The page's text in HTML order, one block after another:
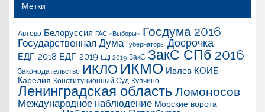
Метки
Автово Белоруссия ГАС «Выборы» Госдума 2016
Государственная Дума Губернаторы Досрочка
ЕДГ-2018 ЕДГ-2019 ЕДГ2019 ЗакС ЗакС СПб 2016
Законодательство ИКЛО ИКМО Ивлев КОИБ
Карелия Конституционный Суд Купчино
Ленинградская область Ломоносов
Международное наблюдение Морские ворота